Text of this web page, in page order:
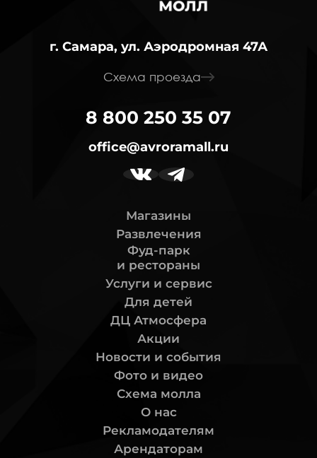
г. Самара, ул. Аэродромная 47А
Схема проезда
Магазины
Развлечения
Фуд-парк
и рестораны
Услуги и сервис
Для детей
ДЦ Атмосфера
Акции
Новости и события
Фото и видео
Схема молла
О нас
Рекламодателям
Арендаторам
8 800 250 35 07
office@avroramall.ru